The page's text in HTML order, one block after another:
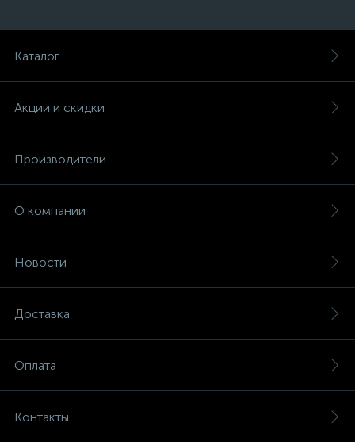
Каталог
Акции и скидки
Производители
О компании
Новости
Доставка
Оплата
Контакты